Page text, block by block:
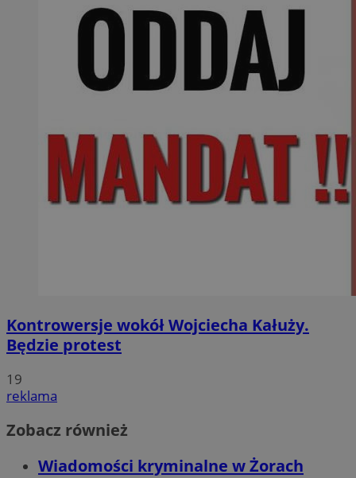
Kontrowersje wokół Wojciecha Kałuży.
Będzie protest
19
reklama
Zobacz również
Wiadomości kryminalne w Żorach